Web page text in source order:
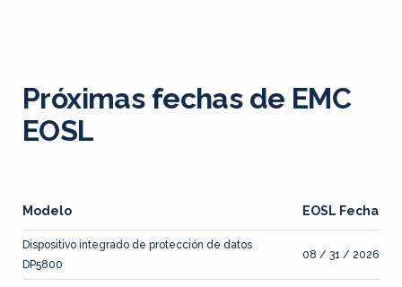
Próximas fechas de EMC
EOSL
Modelo EOSL Fecha
Dispositivo integrado de protección de datos
DP5800
08 / 31 / 2026